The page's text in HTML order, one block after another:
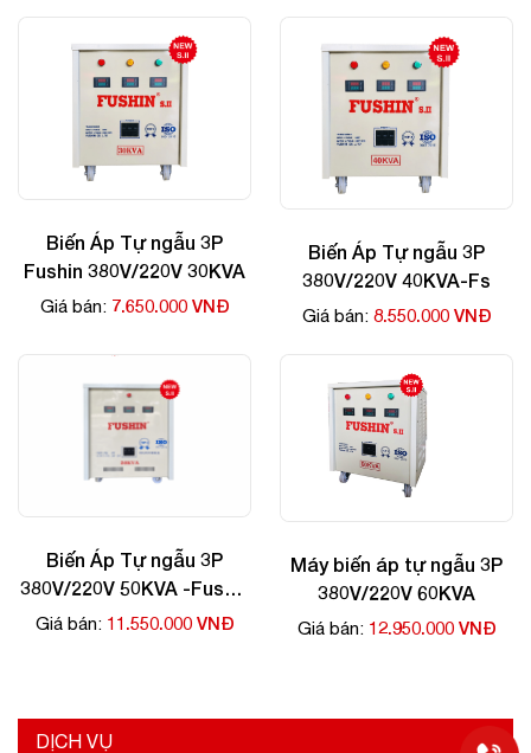
Biến Áp Tự ngẫu 3P
Fushin 380V/220V 30KVA
Giá bán: 7.650.000 VNĐ
Biến Áp Tự ngẫu 3P
380V/220V 40KVA-Fs
Giá bán: 8.550.000 VNĐ
Biến Áp Tự ngẫu 3P
380V/220V 50KVA -Fushin
giá rẻ
Giá bán: 11.550.000 VNĐ
Máy biến áp tự ngẫu 3P
380V/220V 60KVA
Giá bán: 12.950.000 VNĐ
DỊCH VỤ